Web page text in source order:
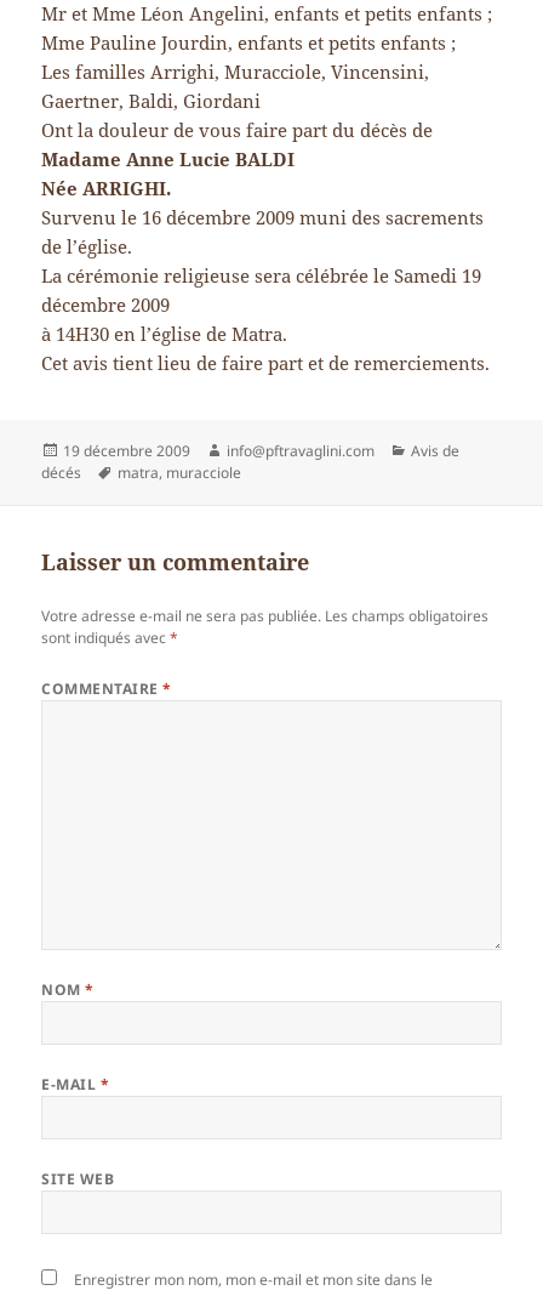
Mr et Mme Léon Angelini, enfants et petits enfants ;
Mme Pauline Jourdin, enfants et petits enfants ;
Les familles Arrighi, Muracciole, Vincensini,
Gaertner, Baldi, Giordani
Ont la douleur de vous faire part du décès de
Madame Anne Lucie BALDI
Née ARRIGHI.
Survenu le 16 décembre 2009 muni des sacrements
de l’église.
La cérémonie religieuse sera célébrée le Samedi 19
décembre 2009
à 14H30 en l’église de Matra.
Cet avis tient lieu de faire part et de remerciements.
Publié
le
19 décembre 2009 Auteur
info@pftravaglini.com Catégories
Avis de
décés
Mots-
matra, muracciole
Laisser un commentaire
Votre adresse e-mail ne sera pas publiée. Les champs obligatoires
sont indiqués avec*
COMMENTAIRE*
NOM*
E-MAIL *
SITE WEB
Enregistrer mon nom, mon e-mail et mon site dans le